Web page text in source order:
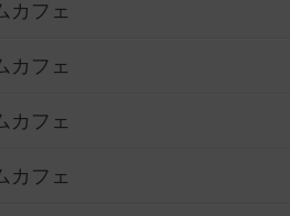
カフェ
カフェ
カフェ
カフェ